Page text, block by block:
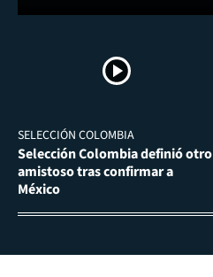
SELECCIÓN COLOMBIA
Selección Colombia definió otro
amistoso tras confirmar a
México